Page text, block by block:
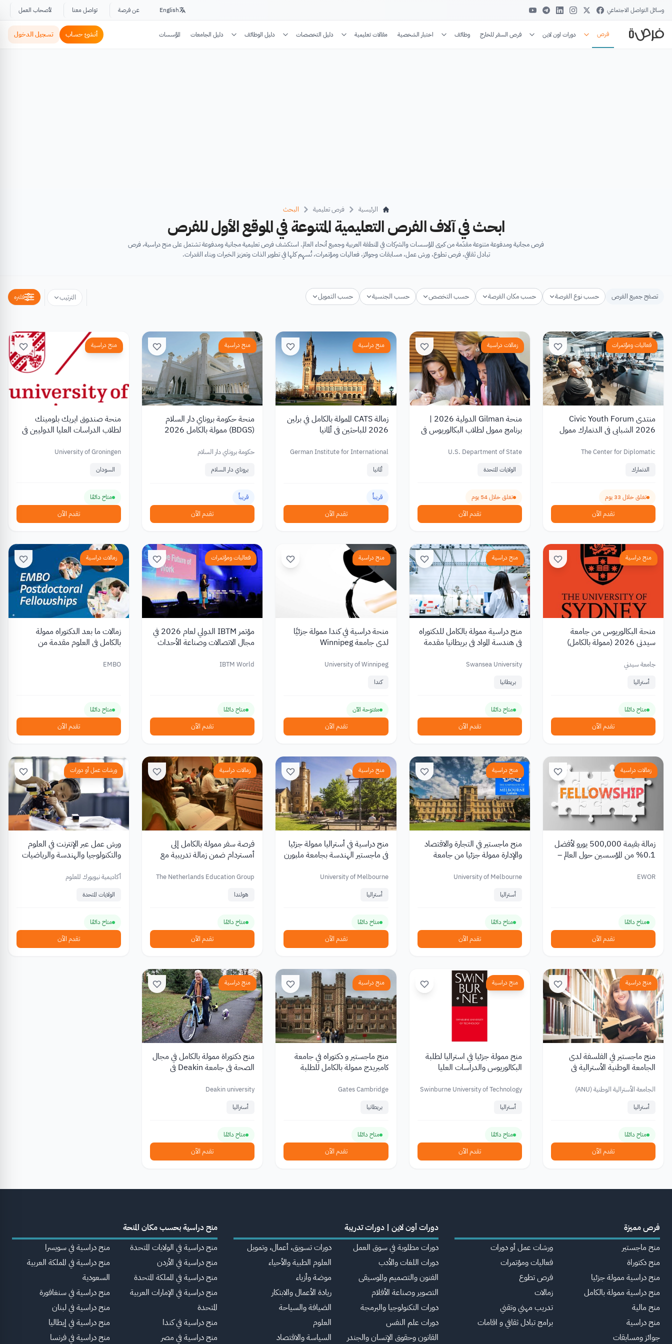
وسائل التواصل الاجتماعي English عن فرصة تواصل معنا لأصحاب العمل
فرص دورات اون لاين فرص السفر للخارج وظائف اختبار الشخصية مقالات تعليمية دليل التخصصات دليل الوظائف دليل الجامعات المؤسسات أنشئ حساب تسجيل الدخول
الرئيسية فرص تعليمية البحث
ابحث في آلاف الفرص التعليمية المتنوعة في الموقع الأول للفرص
فرص مجانية ومدفوعة متنوعة مقدّمة من كبرى المؤسسات والشركات في المنطقة العربية وجميع أنحاء العالم. استكشف فرص تعليمية مجانية ومدفوعة تشتمل على منح دراسية، فرص
تبادل ثقافي، فرص تطوع، ورش عمل، مسابقات وجوائز، فعاليات ومؤتمرات، تُسهِم كلها في تطوير الذات وتعزيز الخبرات وبناء القدرات.
تصفح جميع الفرص حسب نوع الفرصة حسب مكان الفرصة حسب التخصص حسب الجنسية حسب التمويل الترتيب فلتره
فعاليات ومؤتمرات
منتدى Civic Youth Forum
2026 الشبابي في الدنمارك ممول
The Center for Diplomatic
الدنمارك
تغلق خلال 33 يوم
تقدم الآن
زمالات دراسية
منحة Gilman الدولية 2026 |
برنامج ممول لطلاب البكالوريوس في
U.S. Department of State
الولايات المتحدة
تغلق خلال 54 يوم
تقدم الآن
منح دراسية
زمالة CATS الممولة بالكامل في برلين
2026 للباحثين في ألمانيا
German Institute for International
ألمانيا
قريباً
تقدم الآن
منح دراسية
منحة حكومة بروناي دار السلام
(BDGS) ممولة بالكامل 2026
حكومة بروناي دار السلام
بروناي دار السلام
قريباً
تقدم الآن
منح دراسية
منحة صندوق ايريك بلومينك
لطلاب الدراسات العليا الدوليين في
University of Groningen
السودان
متاح دائمًا
تقدم الآن
منح دراسية
منحة البكالوريوس من جامعة
سيدني 2026 (ممولة بالكامل)
جامعة سيدني
أستراليا
متاح دائمًا
تقدم الآن
منح دراسية
منح دراسية ممولة بالكامل للدكتوراه
في هندسة المواد في بريطانيا مقدمة
Swansea University
بريطانيا
متاح دائمًا
تقدم الآن
منح دراسية
منحة دراسية في كندا ممولة جزئيًا
لدى جامعة Winnipeg
University of Winnipeg
كندا
مفتوحة الآن
تقدم الآن
فعاليات ومؤتمرات
مؤتمر IBTM الدولي لعام 2026 في
مجال الاتصالات وصناعة الأحداث
IBTM World
متاح دائمًا
تقدم الآن
زمالات دراسية
زمالات ما بعد الدكتوراه ممولة
بالكامل في العلوم مقدمة من
EMBO
متاح دائمًا
تقدم الآن
زمالات دراسية
زمالة بقيمة 500,000 يورو لأفضل
0.1% من المؤسسين حول العالم –
القرن في EWOR
EWOR
متاح دائمًا
تقدم الآن
منح دراسية
منح ماجستير في التجارة والاقتصاد
والإدارة ممولة جزئيا من جامعة
University of Melbourne
أستراليا
متاح دائمًا
تقدم الآن
منح دراسية
منح دراسية في أستراليا ممولة جزئيا
في ماجستير الهندسة بجامعة ملبورن
University of Melbourne
أستراليا
متاح دائمًا
تقدم الآن
زمالات دراسية
فرصة سفر ممولة بالكامل إلى
أمستردام ضمن زمالة تدريبية مع
The Netherlands Education Group
هولندا
متاح دائمًا
تقدم الآن
ورشات عمل أو دورات
ورش عمل عبر الإنترنت في العلوم
والتكنولوجيا والهندسة والرياضيات
أكاديمية نيويورك للعلوم
الولايات المتحدة
متاح دائمًا
تقدم الآن
منح دراسية
منح ماجستير في الفلسفة لدى
الجامعة الوطنية الأسترالية في
الجامعة الأسترالية الوطنية (ANU)
أستراليا
متاح دائمًا
تقدم الآن
منح دراسية
منح ممولة جزئيا في استراليا لطلبة
البكالوريوس والدراسات العليا
Swinburne University of Technology
أستراليا
متاح دائمًا
تقدم الآن
منح دراسية
منح ماجستير و دكتوراه في جامعة
كامبريدج ممولة بالكامل للطلبة
Gates Cambridge
بريطانيا
متاح دائمًا
تقدم الآن
منح دراسية
منح دكتوراة ممولة بالكامل في مجال
الصحة في جامعة Deakin في
Deakin university
أستراليا
متاح دائمًا
تقدم الآن
فرص مميزة
منح ماجستير
منح دكتوراة
منح دراسية ممولة جزئيا
منح دراسية ممولة بالكامل
منح مالية
منح دراسية
جوائز ومسابقات
ورشات عمل أو دورات
فعاليات ومؤتمرات
فرص تطوع
زمالات
تدريب مهني وتقني
برامج تبادل ثقافي و اقامات
دورات أون لاين | دورات تدريبة
دورات مطلوبة في سوق العمل
دورات اللغات والأدب
الفنون والتصميم والموسيقى
التصوير وصناعة الأفلام
دورات التكنولوجيا والبرمجة
دورات علم النفس
القانون وحقوق الإنسان والجندر
دورات تسويق، أعمال، وتمويل
العلوم الطبية والأحياء
موضة وأزياء
ريادة الأعمال والابتكار
الضيافة والسياحة
العلوم
السياسة والاقتصاد
منح دراسية بحسب مكان المنحة
منح دراسية في الولايات المتحدة
منح دراسية في الأردن
منح دراسية في المملكة المتحدة
منح دراسية في الإمارات العربية
المتحدة
منح دراسية في كندا
منح دراسية في مصر
منح دراسية في سويسرا
منح دراسية في المملكة العربية
السعودية
منح دراسية في سنغافورة
منح دراسية في لبنان
منح دراسية في إيطاليا
منح دراسية في فرنسا